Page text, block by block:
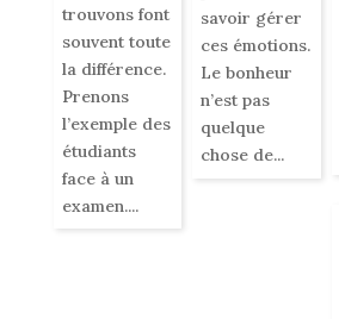
trouvons font
souvent toute
la différence.
Prenons
l’exemple des
étudiants
face à un
examen....
savoir gérer
ces émotions.
Le bonheur
n’est pas
quelque
chose de...